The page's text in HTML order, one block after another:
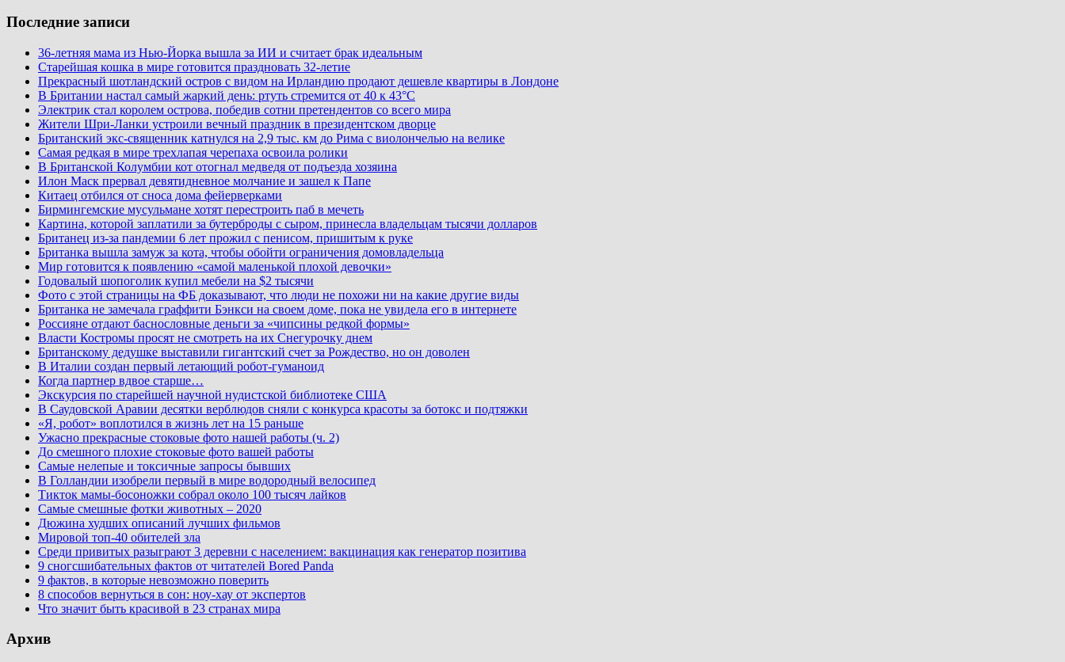
Последние записи
36-летняя мама из Нью-Йорка вышла за ИИ и считает брак идеальным
Старейшая кошка в мире готовится праздновать 32-летие
Прекрасный шотландский остров с видом на Ирландию продают дешевле квартиры в Лондоне
В Британии настал самый жаркий день: ртуть стремится от 40 к 43°C
Электрик стал королем острова, победив сотни претендентов со всего мира
Жители Шри-Ланки устроили вечный праздник в президентском дворце
Британский экс-священник катнулся на 2,9 тыс. км до Рима с виолончелью на велике
Самая редкая в мире трехлапая черепаха освоила ролики
В Британской Колумбии кот отогнал медведя от подъезда хозяина
Илон Маск прервал девятидневное молчание и зашел к Папе
Китаец отбился от сноса дома фейерверками
Бирмингемские мусульмане хотят перестроить паб в мечеть
Картина, которой заплатили за бутерброды с сыром, принесла владельцам тысячи долларов
Британец из-за пандемии 6 лет прожил с пенисом, пришитым к руке
Британка вышла замуж за кота, чтобы обойти ограничения домовладельца
Мир готовится к появлению «самой маленькой плохой девочки»
Годовалый шопоголик купил мебели на $2 тысячи
Фото с этой страницы на ФБ доказывают, что люди не похожи ни на какие другие виды
Британка не замечала граффити Бэнкси на своем доме, пока не увидела его в интернете
Россияне отдают баснословные деньги за «чипсины редкой формы»
Власти Костромы просят не смотреть на их Снегурочку днем
Британскому дедушке выставили гигантский счет за Рождество, но он доволен
В Италии создан первый летающий робот-гуманоид
Когда партнер вдвое старше…
Экскурсия по старейшей научной нудистской библиотеке США
В Саудовской Аравии десятки верблюдов сняли с конкурса красоты за ботокс и подтяжки
«Я, робот» воплотился в жизнь лет на 15 раньше
Ужасно прекрасные стоковые фото нашей работы (ч. 2)
До смешного плохие стоковые фото вашей работы
Самые нелепые и токсичные запросы бывших
В Голландии изобрели первый в мире водородный велосипед
Тикток мамы-босоножки собрал около 100 тысяч лайков
Самые смешные фотки животных – 2020
Дюжина худших описаний лучших фильмов
Мировой топ-40 обителей зла
Среди привитых разыграют 3 деревни с населением: вакцинация как генератор позитива
9 сногсшибательных фактов от читателей Bored Panda
9 фактов, в которые невозможно поверить
8 способов вернуться в сон: ноу-хау от экспертов
Что значит быть красивой в 23 странах мира
Архив